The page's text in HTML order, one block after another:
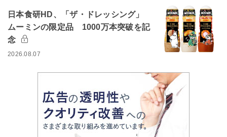
日本食研HD、「ザ・ドレッシング」
ムーミンの限定品 1000万本突破を記
念
2026.08.07